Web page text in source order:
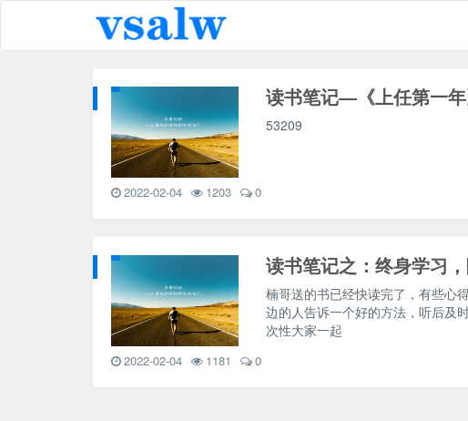
读书笔记—《上任第一年
53209
2022-02-04 1203 0
读书笔记之：终身学习
楠哥送的书已经快读完了，有些心
边的人告诉一个好的方法，听后及
次性大家一起
2022-02-04 1181 0